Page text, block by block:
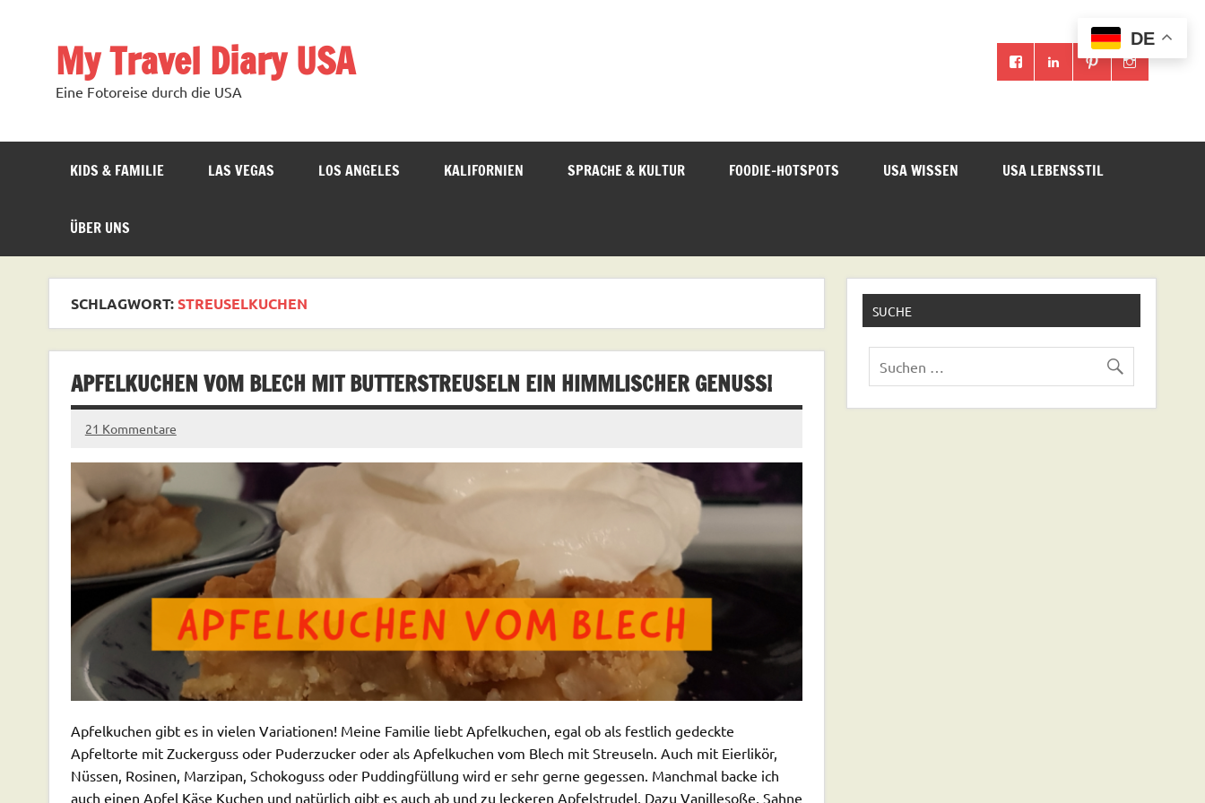
My Travel Diary USA
Eine Fotoreise durch die USA
KIDS & FAMILIE LAS VEGAS LOS ANGELES KALIFORNIEN SPRACHE & KULTUR FOODIE-HOTSPOTS USA WISSEN USA LEBENSSTIL
ÜBER UNS
SCHLAGWORT:STREUSELKUCHEN
APFELKUCHEN VOM BLECH MIT BUTTERSTREUSELN EIN HIMMLISCHER GENUSS!
21 Kommentare
Apfelkuchen gibt es in vielen Variationen! Meine Familie liebt Apfelkuchen, egal ob als festlich gedeckte
Apfeltorte mit Zuckerguss oder Puderzucker oder als Apfelkuchen vom Blech mit Streuseln. Auch mit Eierlikör,
Nüssen, Rosinen, Marzipan, Schokoguss oder Puddingfüllung wird er sehr gerne gegessen. Manchmal backe ich
auch einen Apfel Käse Kuchen und natürlich gibt es auch ab und zu leckeren Apfelstrudel. Dazu Vanillesoße, Sahne
SUCHE
DE